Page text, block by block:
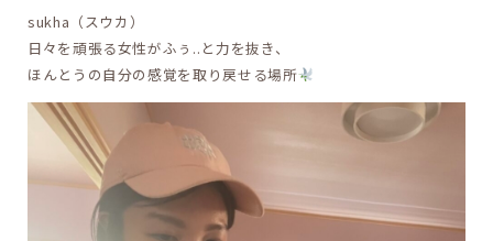
sukha（スウカ）
日々を頑張る女性がふぅ..と力を抜き、
ほんとうの自分の感覚を取り戻せる場所